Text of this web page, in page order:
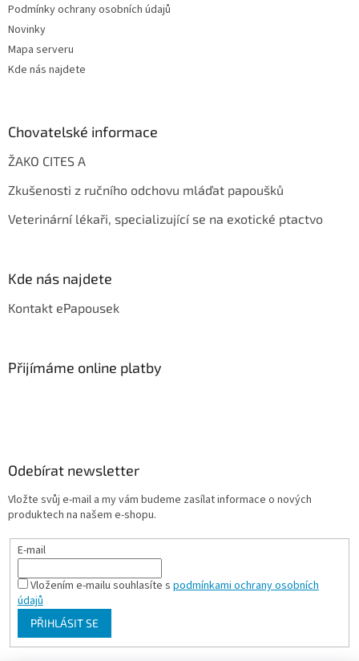
Podmínky ochrany osobních údajů
Novinky
Mapa serveru
Kde nás najdete
Chovatelské informace
ŽAKO CITES A
Zkušenosti z ručního odchovu mláďat papoušků
Veterinární lékaři, specializující se na exotické ptactvo
Kde nás najdete
Kontakt ePapousek
Přijímáme online platby
Odebírat newsletter
Vložte svůj e-mail a my vám budeme zasílat informace o nových
produktech na našem e-shopu.
E-mail
Vložením e-mailu souhlasíte s podmínkami ochrany osobních
údajů
PŘIHLÁSIT SE